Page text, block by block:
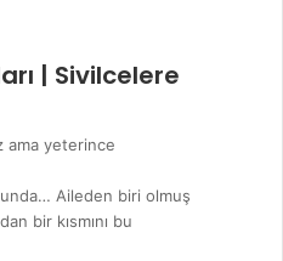
| Sivilcelere
ama yeterince
Aileden biri olmuş
bir kısmını bu